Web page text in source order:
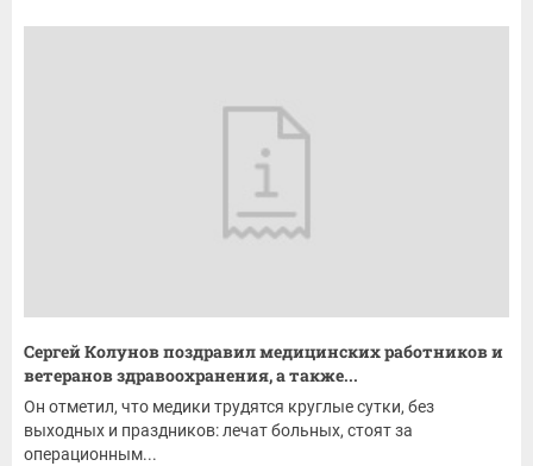
Сергей Колунов поздравил медицинских работников и
ветеранов здравоохранения, а также...
Он отметил, что медики трудятся круглые сутки, без
выходных и праздников: лечат больных, стоят за
операционным...